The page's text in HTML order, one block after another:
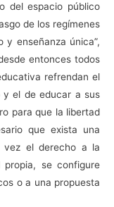
del espacio público
de los regímenes
enseñanza única”,
entonces todos
refrendan el
y el de educar a sus
para que la libertad
que exista una
vez el derecho a la
se configure
o a una propuesta